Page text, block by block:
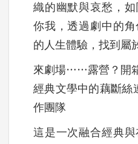
織的幽默與哀愁，
你我，透過劇中的
的人生體驗，找到屬
來劇場……露營？開
經典文學中的藕斷絲
作團隊
這是一次融合經典